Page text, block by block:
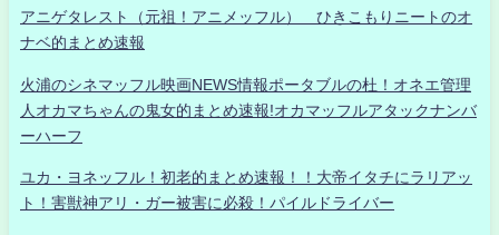
アニゲタレスト（元祖！アニメッフル） ひきこもりニートのオ
ナベ的まとめ速報
火浦のシネマッフル映画NEWS情報ポータブルの杜！オネエ管理
人オカマちゃんの鬼女的まとめ速報!オカマッフルアタックナンバ
ーハーフ
ユカ・ヨネッフル！初老的まとめ速報！！大帝イタチにラリアッ
ト！害獣神アリ・ガー被害に必殺！パイルドライバー